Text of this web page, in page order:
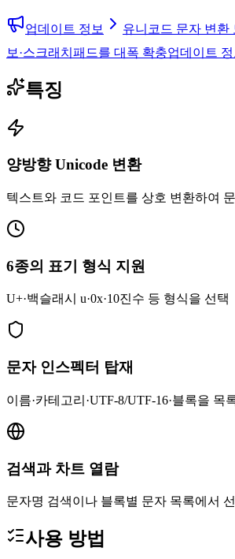
업데이트 정보
유니코드 문자 변환
보·스크래치패드를 대폭 확충업데이트 정
특징
양방향 Unicode 변환
텍스트와 코드 포인트를 상호 변환하여
6종의 표기 형식 지원
U+·백슬래시 u·0x·10진수 등 형식을 선택
문자 인스펙터 탑재
이름·카테고리·UTF-8/UTF-16·블록을 목
검색과 차트 열람
문자명 검색이나 블록별 문자 목록에서
사용 방법